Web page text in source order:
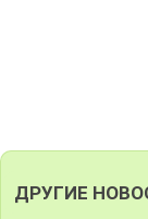
ДРУГИЕ